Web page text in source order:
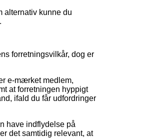
alternativ kunne du
forretningsvilkår, dog er
e-mærket medlem,
at forretningen hyppigt
ifald du får udfordringer
have indflydelse på
det samtidig relevant, at